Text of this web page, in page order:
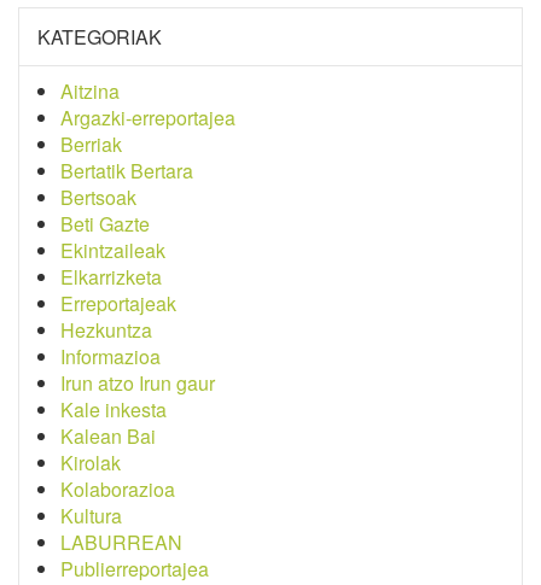
KATEGORIAK
Aitzina
Argazki-erreportajea
Berriak
Bertatik Bertara
Bertsoak
Beti Gazte
Ekintzaileak
Elkarrizketa
Erreportajeak
Hezkuntza
Informazioa
Irun atzo Irun gaur
Kale inkesta
Kalean Bai
Kirolak
Kolaborazioa
Kultura
LABURREAN
Publierreportajea